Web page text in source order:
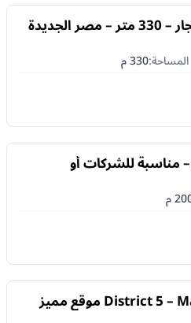
المساحة:330م
– مناسبة للشركات أو
م